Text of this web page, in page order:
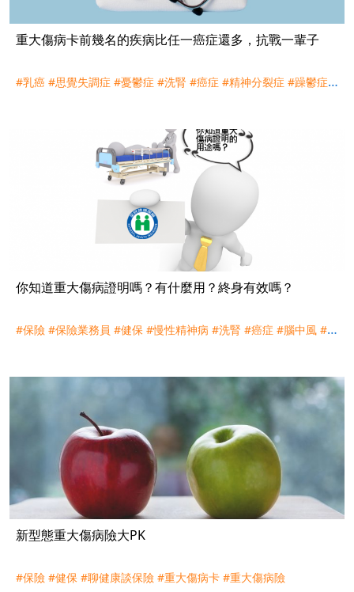
重大傷病卡前幾名的疾病比任一癌症還多，抗戰一輩子
#乳癌 #思覺失調症 #憂鬱症 #洗腎 #癌症 #精神分裂症 #躁鬱症#
你知道重大傷病證明嗎？有什麼用？終身有效嗎？
#保險 #保險業務員 #健保 #慢性精神病 #洗腎 #癌症 #腦中風 #自
新型態重大傷病險大PK
#保險 #健保 #聊健康談保險 #重大傷病卡 #重大傷病險